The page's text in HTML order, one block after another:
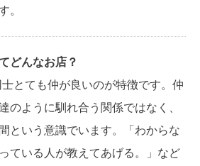
。
どんなお店？
とても仲が良いのが特徴です。仲
のように馴れ合う関係ではなく、
という意識でいます。「わからな
ている人が教えてあげる。」など